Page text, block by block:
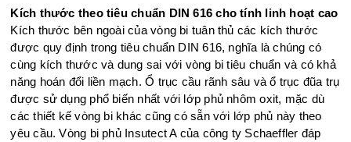
Kích thước theo tiêu chuẩn DIN 616 cho tính linh hoạt cao
Kích thước bên ngoài của vòng bi tuân thủ các kích thước
được quy định trong tiêu chuẩn DIN 616, nghĩa là chúng có
cùng kích thước và dung sai với vòng bi tiêu chuẩn và có khả
năng hoán đổi liền mạch. Ổ trục cầu rãnh sâu và ổ trục đũa trụ
được sử dụng phổ biến nhất với lớp phủ nhôm oxit, mặc dù
các thiết kế vòng bi khác cũng có sẵn với lớp phủ này theo
yêu cầu. Vòng bi phủ Insutect A của công ty Schaeffler đáp